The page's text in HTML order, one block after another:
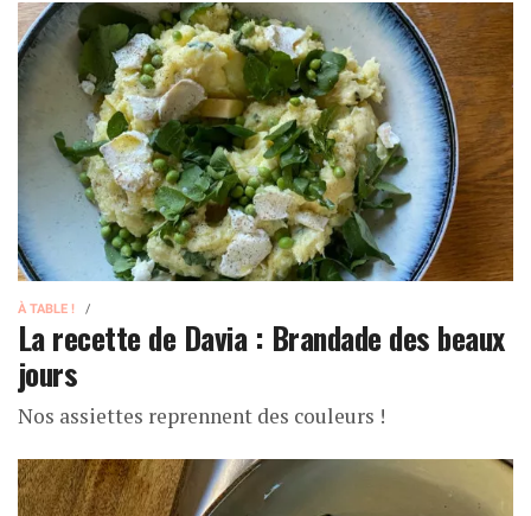
À TABLE !
La recette de Davia : Brandade des beaux
jours
Nos assiettes reprennent des couleurs !